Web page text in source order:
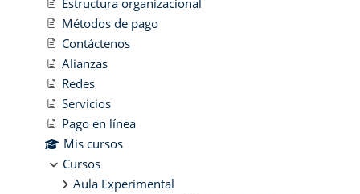
Métodos de pago
Contáctenos
Alianzas
Redes
Servicios
Pago en línea
Mis cursos
Cursos
Aula Experimental